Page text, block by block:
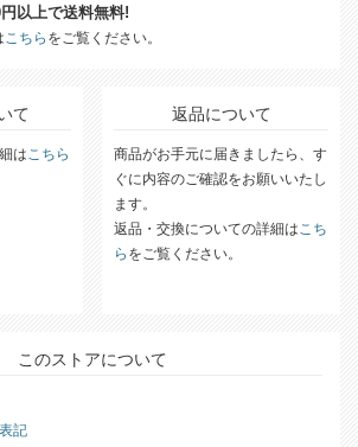
以上で送料無料!
こちら をご覧ください。
て
はこちら
返品について
商品がお手元に届きましたら、す
ぐに内容のご確認をお願いいたし
ます。
返品・交換についての詳細はこち
ら をご覧ください。
このストアについて
記